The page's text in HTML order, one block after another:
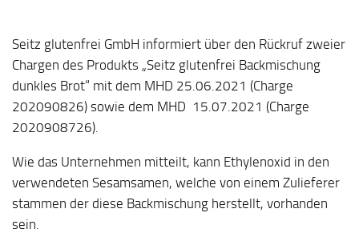
Seitz glutenfrei GmbH informiert über den Rückruf zweier
Chargen des Produkts „Seitz glutenfrei Backmischung
dunkles Brot“ mit dem MHD 25.06.2021 (Charge
202090826) sowie dem MHD 15.07.2021 (Charge
2020908726).
Wie das Unternehmen mitteilt, kann Ethylenoxid in den
verwendeten Sesamsamen, welche von einem Zulieferer
stammen der diese Backmischung herstellt, vorhanden
sein.